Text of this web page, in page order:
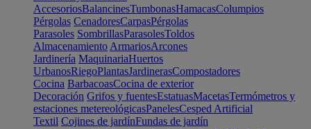
AccesoriosBalancinesTumbonasHamacasColumpios
Pérgolas CenadoresCarpasPérgolas
Parasoles SombrillasParasolesToldos
Almacenamiento ArmariosArcones
Jardinería MaquinariaHuertos
UrbanosRiegoPlantasJardinerasCompostadores
Cocina BarbacoasCocina de exterior
Decoración Grifos y fuentesEstatuasMacetasTermómetros y
estaciones metereológicasPanelesCesped Artificial
Textil Cojines de jardínFundas de jardín